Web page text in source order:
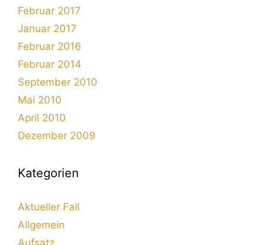
Februar 2017
Januar 2017
Februar 2016
Februar 2014
September 2010
Mai 2010
April 2010
Dezember 2009
Kategorien
Aktueller Fall
Allgemein